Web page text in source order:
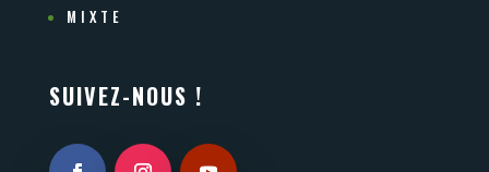
MIXTE
SUIVEZ-NOUS !